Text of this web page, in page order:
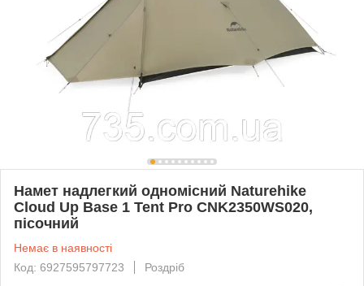
Намет надлегкий одномісний Naturehike
Cloud Up Base 1 Tent Pro CNK2350WS020,
пісочний
Немає в наявності
Код: 6927595797723
Роздріб